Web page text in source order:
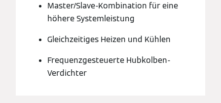
Master/Slave-Kombination für eine
höhere Systemleistung
Gleichzeitiges Heizen und Kühlen
Frequenzgesteuerte Hubkolben-
Verdichter